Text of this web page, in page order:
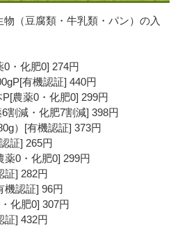
（豆腐類・牛乳類・パン）の入
・化肥0] 274円
有機認証] 440円
農薬0・化肥0] 299円
割減・化肥7割減] 398円
）[有機認証] 373円
証] 265円
薬0・化肥0] 299円
証] 282円
機認証] 96円
化肥0] 307円
証] 432円